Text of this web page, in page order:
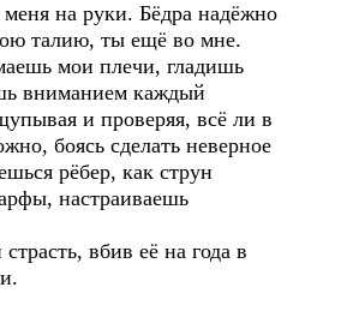
на руки. Бёдра надёжно
талию, ты ещё во мне.
мои плечи, гладишь
вниманием каждый
и проверяя, всё ли в
боясь сделать неверное
рёбер, как струн
настраиваешь
вбив её на года в